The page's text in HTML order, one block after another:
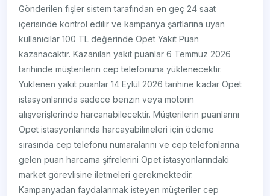
Gönderilen fişler sistem tarafından en geç 24 saat
içerisinde kontrol edilir ve kampanya şartlarına uyan
kullanıcılar 100 TL değerinde Opet Yakıt Puan
kazanacaktır. Kazanılan yakıt puanlar 6 Temmuz 2026
tarihinde müşterilerin cep telefonuna yüklenecektir.
Yüklenen yakıt puanlar 14 Eylül 2026 tarihine kadar Opet
istasyonlarında sadece benzin veya motorin
alışverişlerinde harcanabilecektir. Müşterilerin puanlarını
Opet istasyonlarında harcayabilmeleri için ödeme
sırasında cep telefonu numaralarını ve cep telefonlarına
gelen puan harcama şifrelerini Opet istasyonlarındaki
market görevlisine iletmeleri gerekmektedir.
Kampanyadan faydalanmak isteyen müşteriler cep